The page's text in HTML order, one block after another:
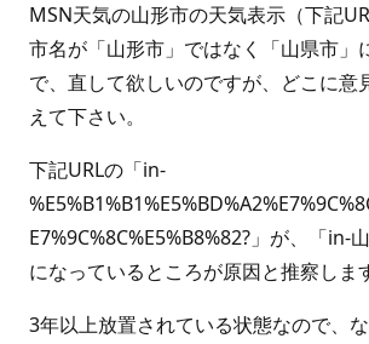
MSN天気の山形市の天気表示（下記
市名が「山形市」ではなく「山県市」
で、直して欲しいのですが、どこに意
えて下さい。
下記URLの「in-
E7%9C%8C%E5%B8%82?」が、「in-
になっているところが原因と推察しま
3年以上放置されている状態なので、